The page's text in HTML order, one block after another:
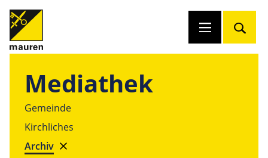
Mediathek
Gemeinde
Kirchliches
Archiv